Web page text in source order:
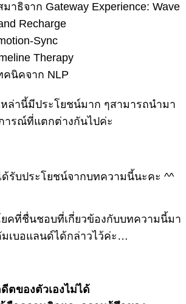
าธิจาก Gateway Experience: Wave
Recharge
Sync
Therapy
คนิคจาก NLP
ล่านี้มีประโยชน์มาก ๆสามารถนำมา
ารณ์ที่แตกต่างกันไปค่ะ
รับประโยชน์จากบทความนี้นะคะ ^^
คที่ชื่นชอบที่เกี่ยวข้องกับบทความนี้มา
มเบอแลนด์ได้กล่าวไว้ค่ะ…
ดีตของตัวเองไม่ได้